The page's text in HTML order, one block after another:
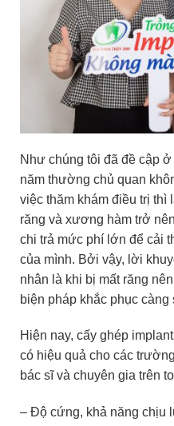
Như chúng tôi đã đề cập
năm thường chủ quan
việc thăm khám điều trị thì
răng và xương hàm trở
chi trả mức phí lớn để cải
của mình. Bởi vậy, lời
nhân là khi bị mất răng
biện pháp khắc phục càng
Hiện nay, cấy ghép
có hiệu quả cho các
bác sĩ và chuyên gia trên
– Độ cứng, khả năng chịu